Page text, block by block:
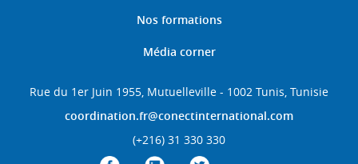
Nos formations
Média corner
Rue du 1er Juin 1955, Mutuelleville - 1002 Tunis, Tunisie
coordination.fr@conectinternational.com
(+216) 31 330 330